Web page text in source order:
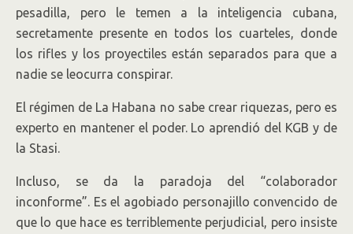
pesadilla, pero le temen a la inteligencia cubana,
secretamente presente en todos los cuarteles, donde
los rifles y los proyectiles están separados para que a
nadie se leocurra conspirar.
El régimen de La Habana no sabe crear riquezas, pero es
experto en mantener el poder. Lo aprendió del KGB y de
la Stasi.
Incluso, se da la paradoja del “colaborador
inconforme”. Es el agobiado personajillo convencido de
que lo que hace es terriblemente perjudicial, pero insiste